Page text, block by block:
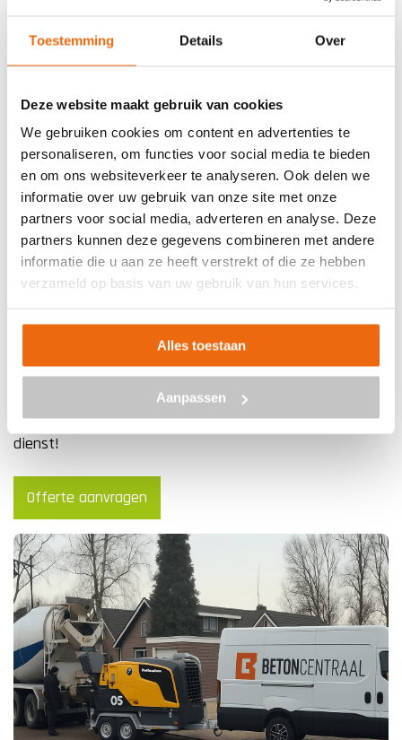
Toestemming Details Over
Deze website maakt gebruik van cookies
We gebruiken cookies om content en advertenties te
personaliseren, om functies voor social media te bieden
en om ons websiteverkeer te analyseren. Ook delen we
informatie over uw gebruik van onze site met onze
partners voor social media, adverteren en analyse. Deze
partners kunnen deze gegevens combineren met andere
informatie die u aan ze heeft verstrekt of die ze hebben
verzameld op basis van uw gebruik van hun services.
Alles toestaan
Aanpassen
Beton laten storten in Venlo?
Wil je beton bestellen en het laten storten op jouw
partner voor alles met betrekking tot beton. Neem
vrijblijvend contact met ons op via
info@betoncentraal.nlof0299 – 820 990. Wil je graag
meer informatie over de mogelijkheden? Ook dan kan je
uiteraard contact opnemen met ons. Wij zijn je graag van
dienst!
Offerte aanvragen